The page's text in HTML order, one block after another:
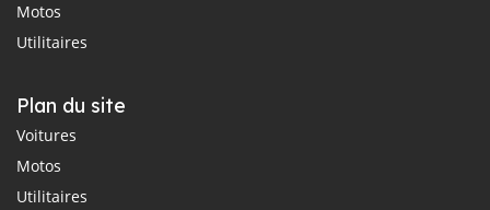
Motos
Utilitaires
Plan du site
Voitures
Motos
Utilitaires